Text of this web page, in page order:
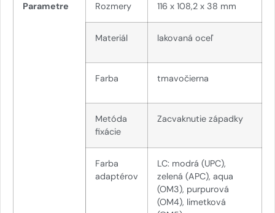
Parametre Rozmery 116 x 108,2 x 38 mm
Materiál lakovaná oceľ
Farba tmavočierna
Metóda
fixácie
Zacvaknutie západky
Farba
adaptérov
LC: modrá (UPC),
zelená (APC), aqua
(OM3), purpurová
(OM4), limetková